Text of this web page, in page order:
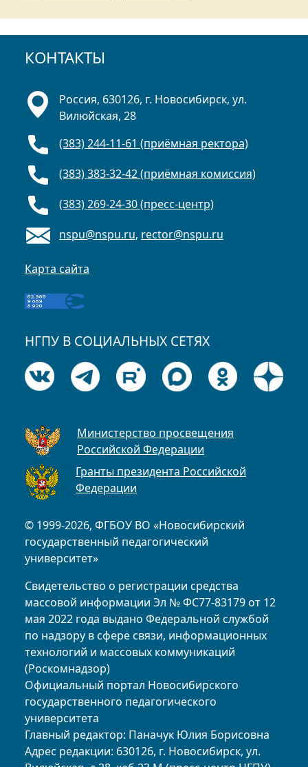
КОНТАКТЫ
© 1999-2026, ФГБОУ ВО «Новосибирский
государственный педагогический
университет»
Свидетельство о регистрации средства
массовой информации Эл № ФС77-83179 от 12
мая 2022 года выдано Федеральной службой
по надзору в сфере связи, информационных
технологий и массовых коммуникаций
(Роскомнадзор)
Официальный портал Новосибирского
государственного педагогического
университета
Главный редактор: Паначук Юлия Борисовна
Адрес редакции: 630126, г. Новосибирск, ул.
Россия, 630126, г. Новосибирск, ул.
Вилюйская, 28
(383) 244-11-61 (приёмная ректора)
(383) 383-32-42 (приёмная комиссия)
(383) 269-24-30 (пресс-центр)
nspu@nspu.ru, rector@nspu.ru
Карта сайта
НГПУ В СОЦИАЛЬНЫХ СЕТЯХ
Министерство просвещения
Российской Федерации
Гранты президента Российской
Федерации